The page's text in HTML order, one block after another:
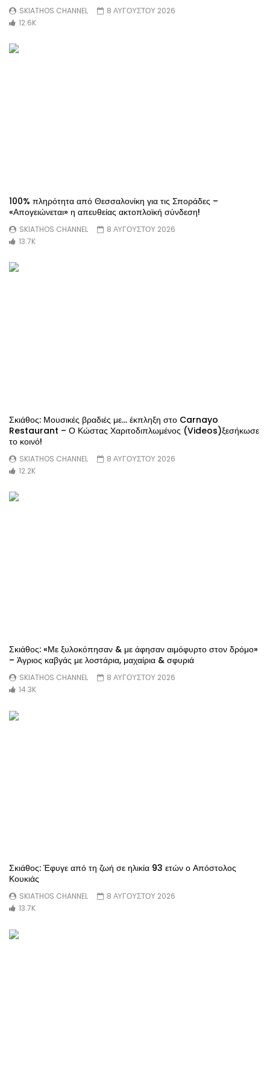
SKIATHOS CHANNEL
8 ΑΥΓΟΥΣΤΟΥ 2026
12.6K
100% πληρότητα από Θεσσαλονίκη για τις Σποράδες –
«Απογειώνεται» η απευθείας ακτοπλοϊκή σύνδεση!
SKIATHOS CHANNEL
8 ΑΥΓΟΥΣΤΟΥ 2026
13.7K
Σκιάθος: Μουσικές βραδιές με… έκπληξη στο Carnayo
Restaurant – Ο Κώστας Χαριτοδιπλωμένος (Videos)ξεσήκωσε
το κοινό!
SKIATHOS CHANNEL
8 ΑΥΓΟΥΣΤΟΥ 2026
12.2K
Σκιάθος: «Με ξυλοκόπησαν & με άφησαν αιμόφυρτο στον δρόμο»
– Άγριος καβγάς με λοστάρια, μαχαίρια & σφυριά
SKIATHOS CHANNEL
8 ΑΥΓΟΥΣΤΟΥ 2026
14.3K
Σκιάθος: Έφυγε από τη ζωή σε ηλικία 93 ετών ο Απόστολος
Κουκιάς
SKIATHOS CHANNEL
8 ΑΥΓΟΥΣΤΟΥ 2026
13.7K